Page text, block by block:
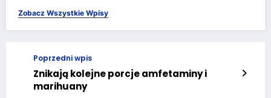
Zobacz Wszystkie Wpisy
Poprzedni wpis
Znikają kolejne porcje amfetaminy i
marihuany